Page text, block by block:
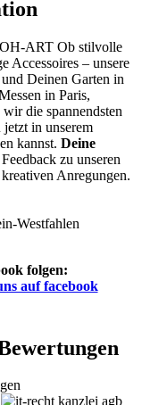
Ob stilvolle
Accessoires – unsere
Deinen Garten in
in Paris,
die spannendsten
in unserem
kannst. Deine
zu unseren
Anregungen.
Westfahlen
folgen: